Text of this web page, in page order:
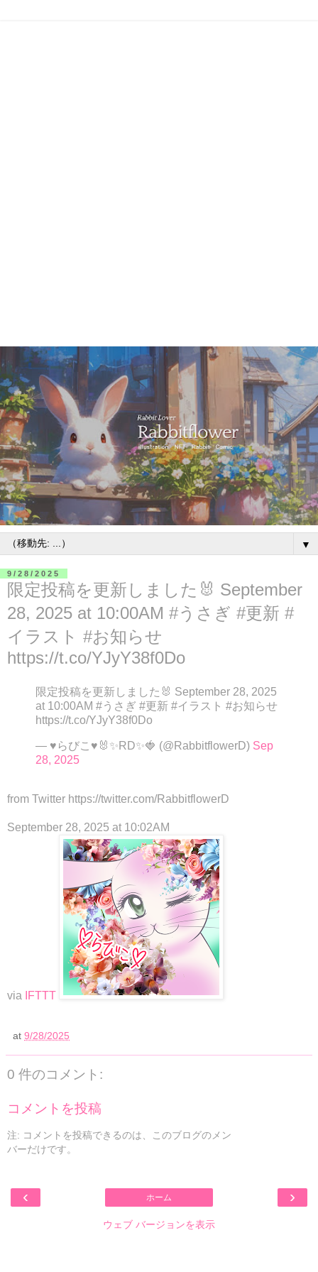
▼
9/28/2025
限定投稿を更新しました🐰 September
28, 2025 at 10:00AM #うさぎ #更新 #
イラスト #お知らせ
https://t.co/YJyY38f0Do
限定投稿を更新しました🐰 September 28, 2025
at 10:00AM #うさぎ #更新 #イラスト #お知らせ
https://t.co/YJyY38f0Do
— ♥らびこ♥🐰✨RD✨🍓 (@RabbitflowerD) Sep
28, 2025
from Twitter https://twitter.com/RabbitflowerD
September 28, 2025 at 10:02AM
via IFTTT
at 9/28/2025
0 件のコメント:
コメントを投稿
注: コメントを投稿できるのは、このブログのメン
バーだけです。
‹ ›
ホーム
ウェブ バージョンを表示